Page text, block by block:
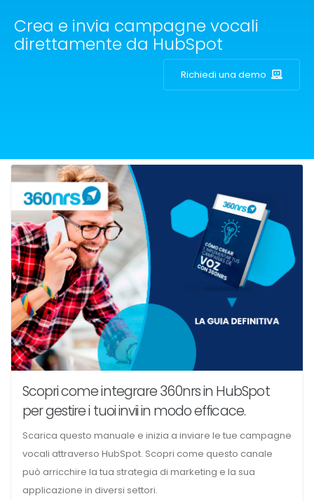
Crea e invia campagne vocali
direttamente da HubSpot
Richiedi una demo
Scopri come integrare 360nrs in HubSpot
per gestire i tuoi invii in modo efficace.
Scarica questo manuale e inizia a inviare le tue campagne
vocali attraverso HubSpot. Scopri come questo canale
può arricchire la tua strategia di marketing e la sua
applicazione in diversi settori.